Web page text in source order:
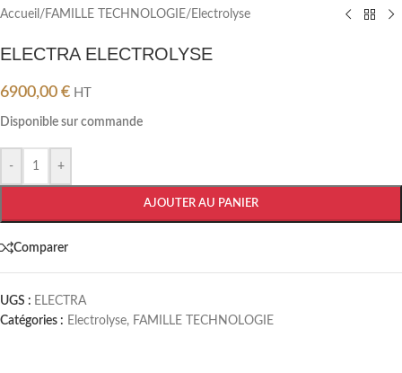
Accueil / FAMILLE TECHNOLOGIE/ Electrolyse
ELECTRA ELECTROLYSE
6900,00 € HT
Disponible sur commande
- +
AJOUTER AU PANIER
Comparer
UGS : ELECTRA
Catégories : Electrolyse, FAMILLE TECHNOLOGIE